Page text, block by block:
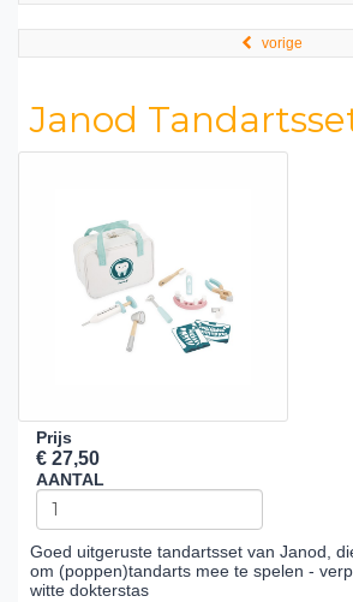
vorige
Janod
Prijs
€ 27,50
AANTAL
Goed uitgeruste tandartsset van Janod,
om (poppen)tandarts mee te spelen -
witte dokterstas